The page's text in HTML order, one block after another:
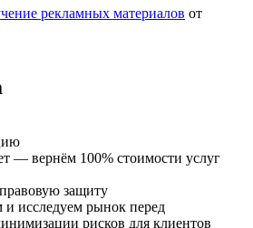
рекламных материалов от
— вернём 100% стоимости услуг
защиту
и исследуем рынок перед
рисков для клиентов